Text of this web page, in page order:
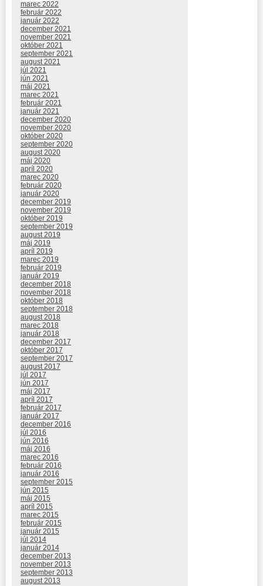
marec 2022
február 2022
január 2022
december 2021
november 2021
október 2021
september 2021
august 2021
júl 2021
jún 2021
máj 2021
marec 2021
február 2021
január 2021
december 2020
november 2020
október 2020
september 2020
august 2020
máj 2020
apríl 2020
marec 2020
február 2020
január 2020
december 2019
november 2019
október 2019
september 2019
august 2019
máj 2019
apríl 2019
marec 2019
február 2019
január 2019
december 2018
november 2018
október 2018
september 2018
august 2018
marec 2018
január 2018
december 2017
október 2017
september 2017
august 2017
júl 2017
jún 2017
máj 2017
apríl 2017
február 2017
január 2017
december 2016
júl 2016
jún 2016
máj 2016
marec 2016
február 2016
január 2016
september 2015
jún 2015
máj 2015
apríl 2015
marec 2015
február 2015
január 2015
júl 2014
január 2014
december 2013
november 2013
september 2013
august 2013